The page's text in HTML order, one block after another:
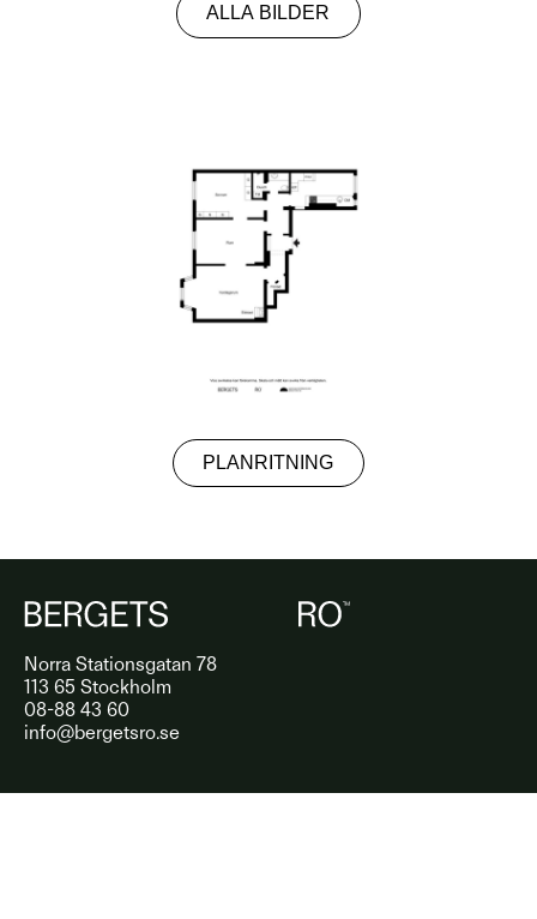
ALLA BILDER
PLANRITNING
Norra Stationsgatan 78
113 65 Stockholm
08-88 43 60
info@bergetsro.se